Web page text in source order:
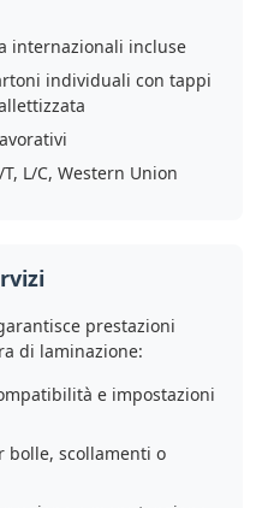
internazionali incluse
individuali con tappi
L/C, Western Union
prestazioni
di laminazione:
e impostazioni
bolle, scollamenti o